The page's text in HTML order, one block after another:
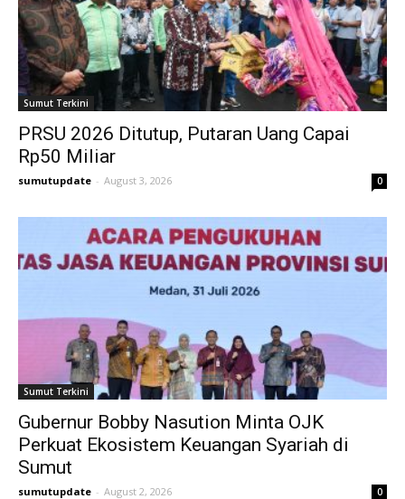
Sumut Terkini
PRSU 2026 Ditutup, Putaran Uang Capai
Rp50 Miliar
sumutupdate - August 3, 2026 0
Sumut Terkini
Gubernur Bobby Nasution Minta OJK
Perkuat Ekosistem Keuangan Syariah di
Sumut
sumutupdate - August 2, 2026 0